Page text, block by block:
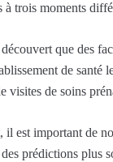
à trois moments
que des
de santé
visites de soins
il est important de
prédictions plus